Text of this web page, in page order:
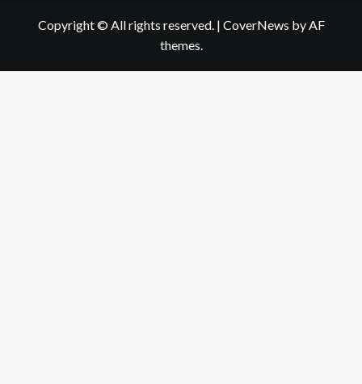
Copyright © All rights reserved. | CoverNews by AF
themes.